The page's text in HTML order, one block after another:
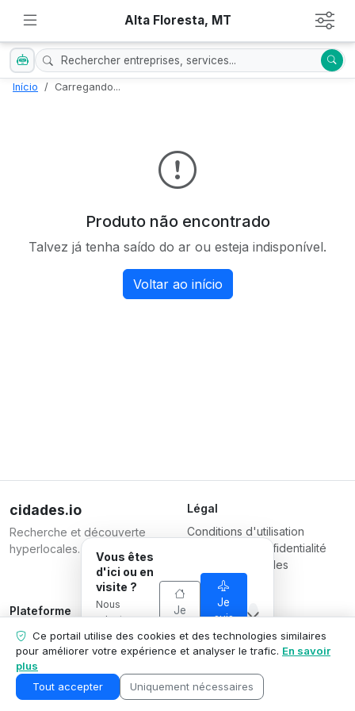
Alta Floresta, MT
Início Carregando...
Produto não encontrado
Talvez já tenha saído do ar ou esteja indisponível.
Voltar ao início
cidades.io
Recherche et découverte
hyperlocales.
Légal
Conditions d'utilisation
Politique de confidentialité
Conditions pour les
entreprises
Plateforme
Inscrire une entreprise
Forfaits
Contactez-nous
Espace entreprise
Responsable
Serverplace Serviços de
Internet
© 2026
Ce portail utilise des cookies et des technologies similaires
pour améliorer votre expérience et analyser le trafic. En savoir
plus
Tout accepter
Uniquement nécessaires
Vous êtes
d'ici ou en
visite ?
Nous
adaptons ce
que nous
montrons à
situation.
Je
d'ici
Je
suis
en
visite